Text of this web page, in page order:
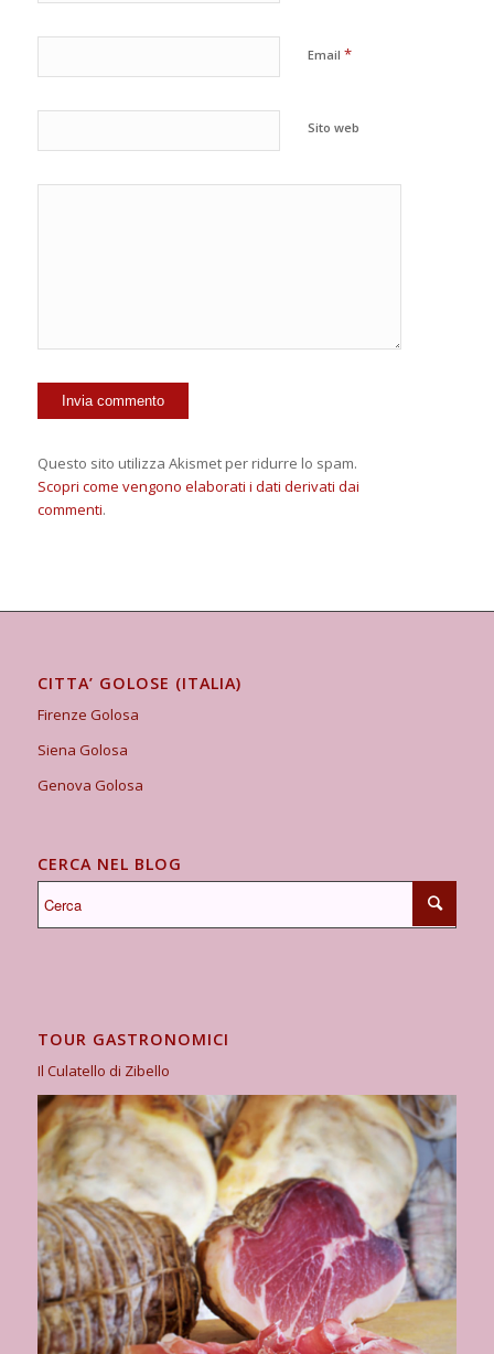
Email *
Sito web
Questo sito utilizza Akismet per ridurre lo spam.
Scopri come vengono elaborati i dati derivati dai
commenti.
CITTA’ GOLOSE (ITALIA)
Firenze Golosa
Siena Golosa
Genova Golosa
CERCA NEL BLOG
TOUR GASTRONOMICI
Il Culatello di Zibello